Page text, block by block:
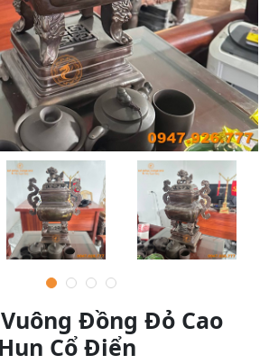
Đồng Đỏ Cao
Cổ Điển